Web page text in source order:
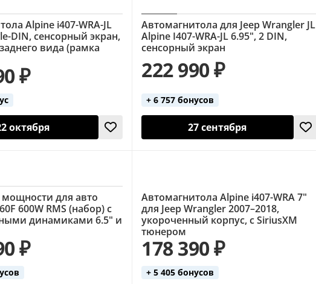
Alpine i407-WRA-JL
DIN, сенсорный экран,
вида (рамка
₽
октября
Автомагнитола для Jeep Wrangler JL
Alpine I407-WRA-JL 6.95", 2 DIN,
сенсорный экран
222 990 ₽
+ 6 757 бонусов
27 сентября
для авто
600W RMS (набор) с
динамиками 6.5" и
₽
Автомагнитола Alpine i407-WRA 7"
для Jeep Wrangler 2007–2018,
укороченный корпус, с SiriusXM
тюнером
178 390 ₽
+ 5 405 бонусов